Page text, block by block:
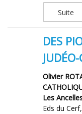
Suite
DES
Olivier
Les
Eds du